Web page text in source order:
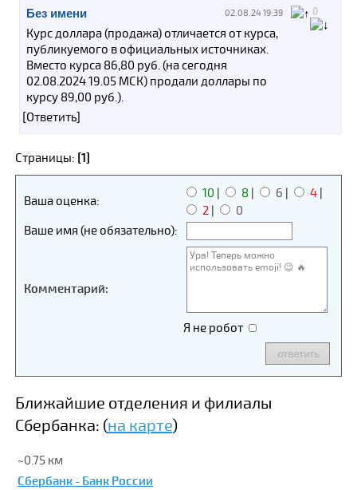
Без имени 02.08.24 19:39
Курс доллара (продажа) отличается от курса,
публикуемого в официальных источниках.
Вместо курса 86,80 руб. (на сегодня
02.08.2024 19.05 МСК) продали доллары по
курсу 89,00 руб.).
[Ответить]
0
Страницы: [1]
Ваша оценка:
10 | 8 | 6 | 4|
2|
0
Ваше имя (не обязательно):
Комментарий:
Я не робот
Ближайшие отделения и филиалы
Сбербанка: (на карте)
~0.75 км
Сбербанк - Банк России